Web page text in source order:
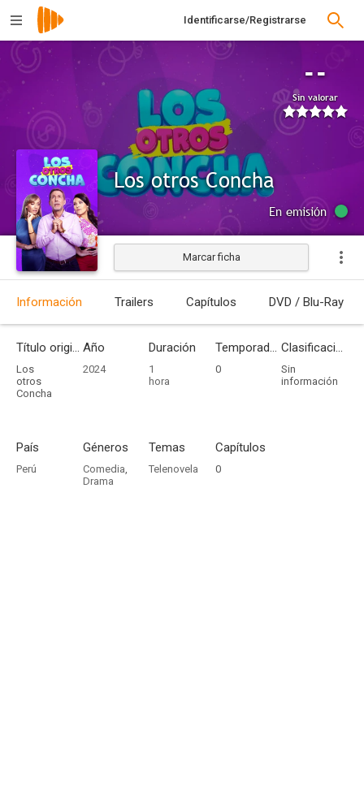
Identificarse/Registrarse
--
Sin valorar
Los otros Concha
En emisión
Marcar ficha
Información Trailers Capítulos DVD / Blu-Ray
Título original
Los
otros
Concha
Año
2024
Duración
1
hora
Temporadas
0
Clasificación por edades
Sin
información
País
Perú
Géneros
Comedia,
Drama
Temas
Telenovela
Capítulos
0